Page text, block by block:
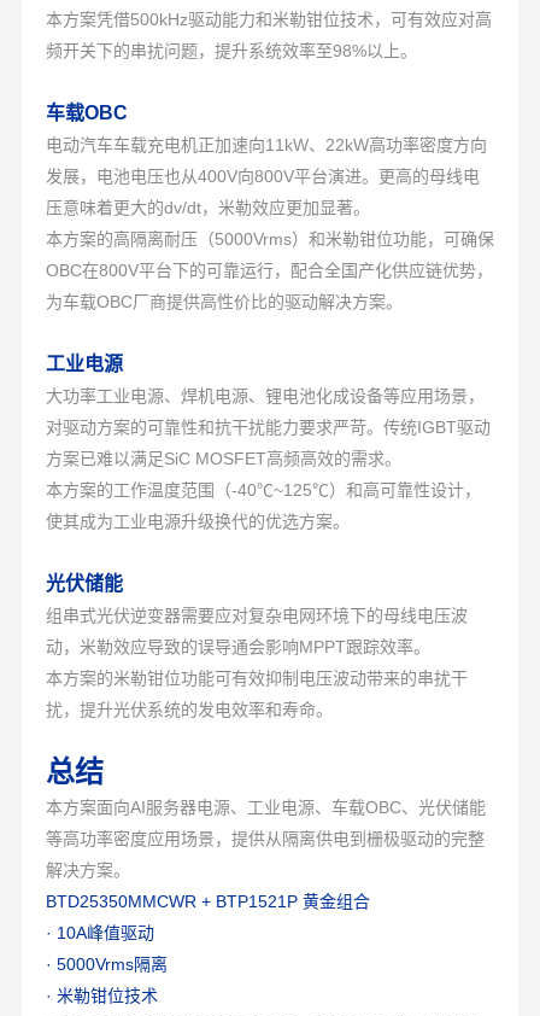
本方案凭借500kHz驱动能力和米勒钳位技术，可有效应对高
频开关下的串扰问题，提升系统效率至98%以上。
车载OBC
电动汽车车载充电机正加速向11kW、22kW高功率密度方向
发展，电池电压也从400V向800V平台演进。更高的母线电
压意味着更大的dv/dt，米勒效应更加显著。
本方案的高隔离耐压（5000Vrms）和米勒钳位功能，可确保
OBC在800V平台下的可靠运行，配合全国产化供应链优势，
为车载OBC厂商提供高性价比的驱动解决方案。
工业电源
大功率工业电源、焊机电源、锂电池化成设备等应用场景，
对驱动方案的可靠性和抗干扰能力要求严苛。传统IGBT驱动
方案已难以满足SiC MOSFET高频高效的需求。
本方案的工作温度范围（-40℃~125℃）和高可靠性设计，
使其成为工业电源升级换代的优选方案。
光伏储能
组串式光伏逆变器需要应对复杂电网环境下的母线电压波
动，米勒效应导致的误导通会影响MPPT跟踪效率。
本方案的米勒钳位功能可有效抑制电压波动带来的串扰干
扰，提升光伏系统的发电效率和寿命。
总结
本方案面向AI服务器电源、工业电源、车载OBC、光伏储能
等高功率密度应用场景，提供从隔离供电到栅极驱动的完整
解决方案。
BTD25350MMCWR + BTP1521P 黄金组合
· 10A峰值驱动
· 5000Vrms隔离
· 米勒钳位技术